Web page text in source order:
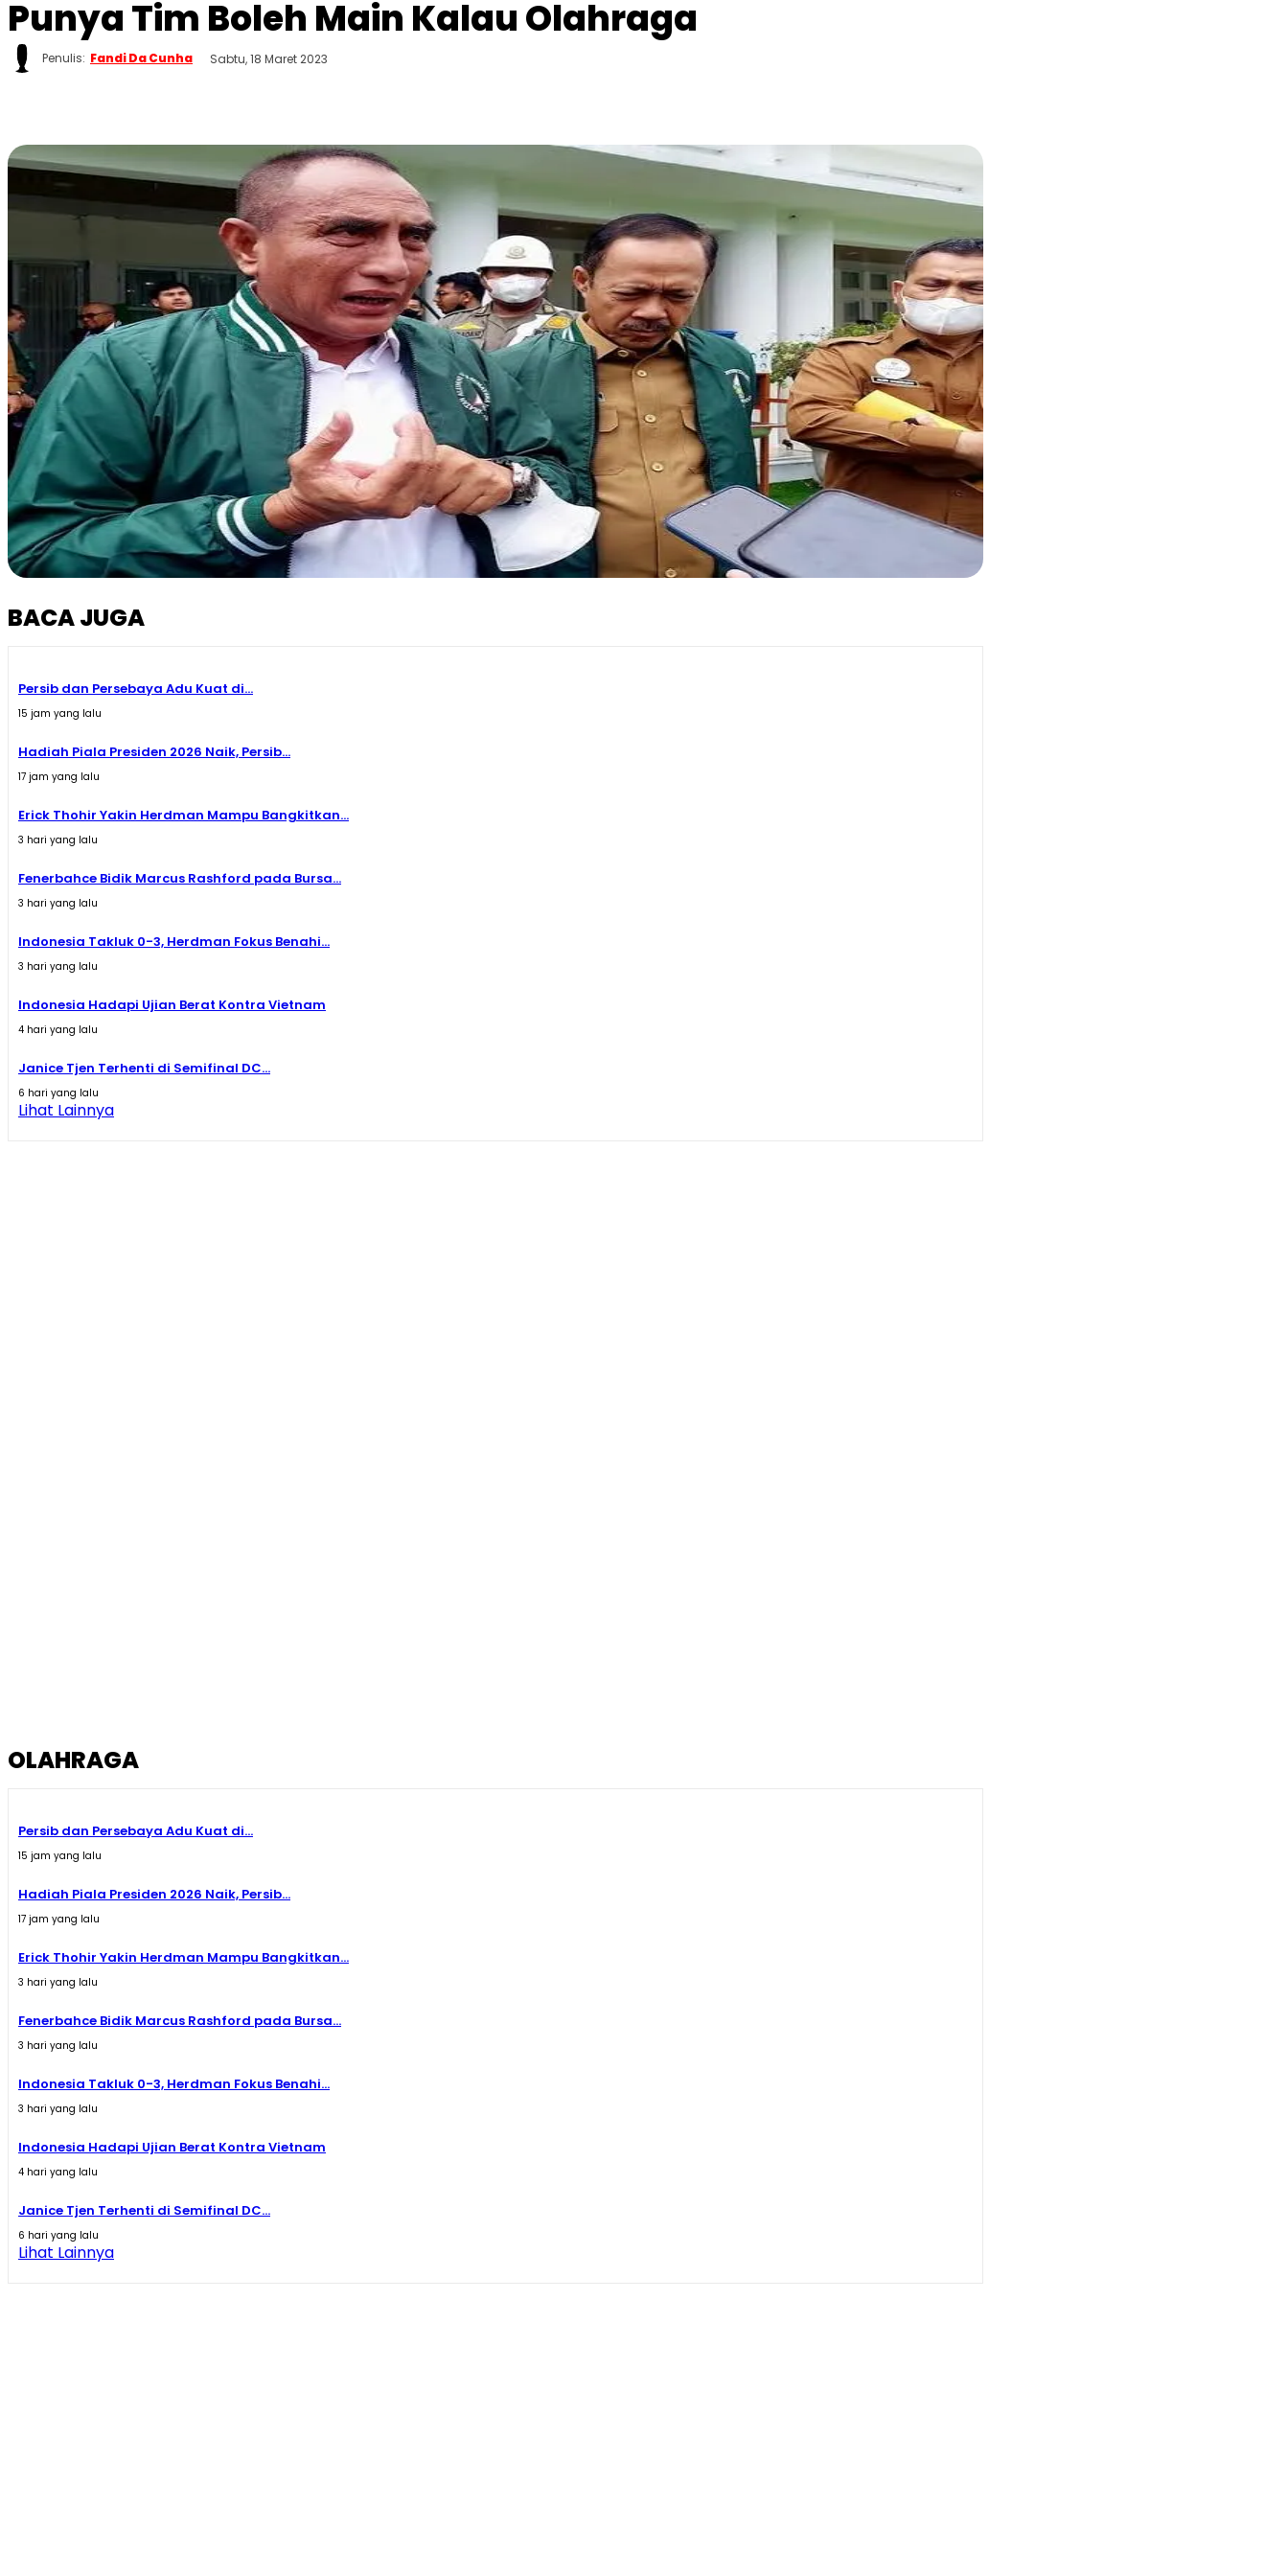
Punya Tim Boleh Main Kalau Olahraga
Penulis: Fandi Da Cunha Sabtu, 18 Maret 2023
BACA JUGA
Persib dan Persebaya Adu Kuat di...
15 jam yang lalu
Hadiah Piala Presiden 2026 Naik, Persib...
17 jam yang lalu
Erick Thohir Yakin Herdman Mampu Bangkitkan...
3 hari yang lalu
Fenerbahce Bidik Marcus Rashford pada Bursa...
3 hari yang lalu
Indonesia Takluk 0-3, Herdman Fokus Benahi...
3 hari yang lalu
Indonesia Hadapi Ujian Berat Kontra Vietnam
4 hari yang lalu
Janice Tjen Terhenti di Semifinal DC...
6 hari yang lalu
Lihat Lainnya
OLAHRAGA
Persib dan Persebaya Adu Kuat di...
15 jam yang lalu
Hadiah Piala Presiden 2026 Naik, Persib...
17 jam yang lalu
Erick Thohir Yakin Herdman Mampu Bangkitkan...
3 hari yang lalu
Fenerbahce Bidik Marcus Rashford pada Bursa...
3 hari yang lalu
Indonesia Takluk 0-3, Herdman Fokus Benahi...
3 hari yang lalu
Indonesia Hadapi Ujian Berat Kontra Vietnam
4 hari yang lalu
Janice Tjen Terhenti di Semifinal DC...
6 hari yang lalu
Lihat Lainnya